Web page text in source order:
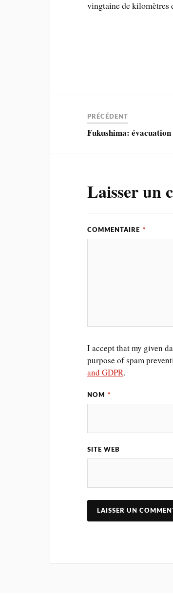
vingtaine de kilomètres
PRÉCÉDENT
Fukushima: évacuation
Laisser un
COMMENTAIRE *
I accept that my given
purpose of spam
and GDPR.
NOM *
SITE WEB